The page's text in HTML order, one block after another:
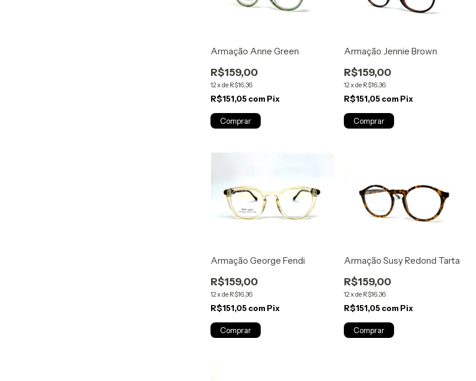
Armação Anne Green
R$159,00
12xde R$16,36
R$151,05 com Pix
Armação Jennie Brown
R$159,00
12xde R$16,36
R$151,05 com Pix
Armação George Fendi
R$159,00
12 xde R$16,36
R$151,05 com Pix
Armação Susy Redond Tarta
R$159,00
12 xde R$16,36
R$151,05 com Pix